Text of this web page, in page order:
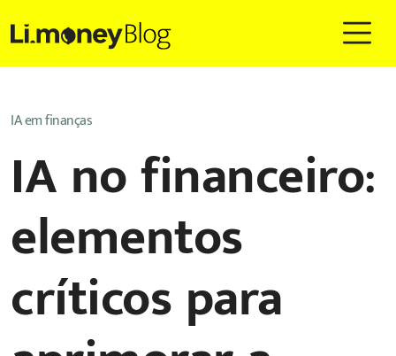
IA em finanças
IA no financeiro:
elementos
críticos para